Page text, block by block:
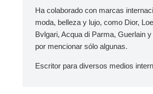
Ha colaborado con marcas
moda, belleza y lujo, como Dior,
Bvlgari, Acqua di Parma, Guerlain
por mencionar sólo algunas.
Escritor para diversos medios